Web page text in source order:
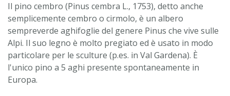
Il pino cembro (Pinus cembra L., 1753), detto anche
semplicemente cembro o cirmolo, è un albero
sempreverde aghifoglie del genere Pinus che vive sulle
Alpi. Il suo legno è molto pregiato ed è usato in modo
particolare per le sculture (p.es. in Val Gardena). È
l'unico pino a 5 aghi presente spontaneamente in
Europa.